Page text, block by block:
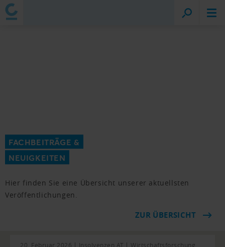
FACHBEITRÄGE &
NEUIGKEITEN
Hier finden Sie eine Übersicht unserer aktuellsten
Veröffentlichungen.
ZUR ÜBERSICHT
20. Februar 2026 Insolvenzen AT Wirtschaftsforschung